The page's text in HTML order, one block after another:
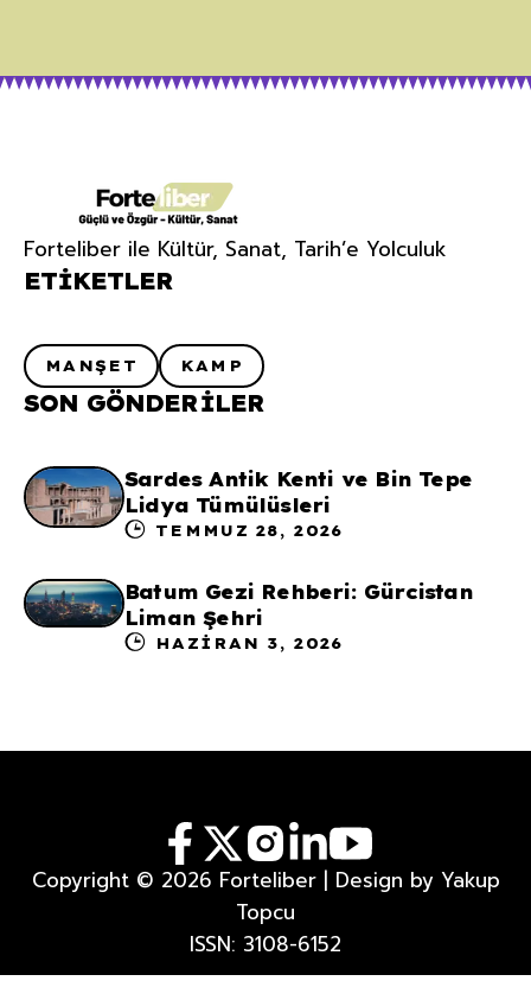
Forteliber ile Kültür, Sanat, Tarih’e Yolculuk
ETIKETLER
MANŞET KAMP
SON GÖNDERILER
Sardes Antik Kenti ve Bin Tepe
Lidya Tümülüsleri
TEMMUZ 28, 2026
Batum Gezi Rehberi: Gürcistan
Liman Şehri
HAZIRAN 3, 2026
Copyright © 2026 Forteliber | Design by Yakup
Topcu
ISSN: 3108-6152